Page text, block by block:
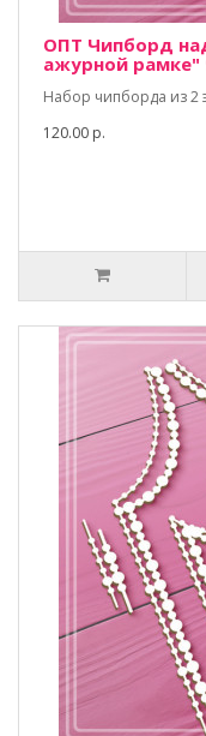
ОПТ Чипборд
ажурной рамке"
Набор чипборда из 2
120.00 р.